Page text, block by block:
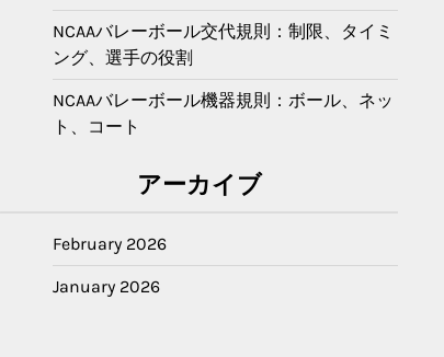
NCAAバレーボール交代規則：制限、タイミ
ング、選手の役割
NCAAバレーボール機器規則：ボール、ネッ
ト、コート
アーカイブ
February 2026
January 2026